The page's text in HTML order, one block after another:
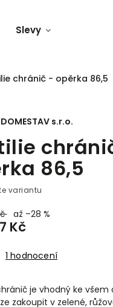
Slevy
chránič - opěrka 86,5
86,5
variantu
až –28 %
Kč
1 hodnocení
je vhodný ke
zakoupit v zelené,
DOMESTAV s.r.o.